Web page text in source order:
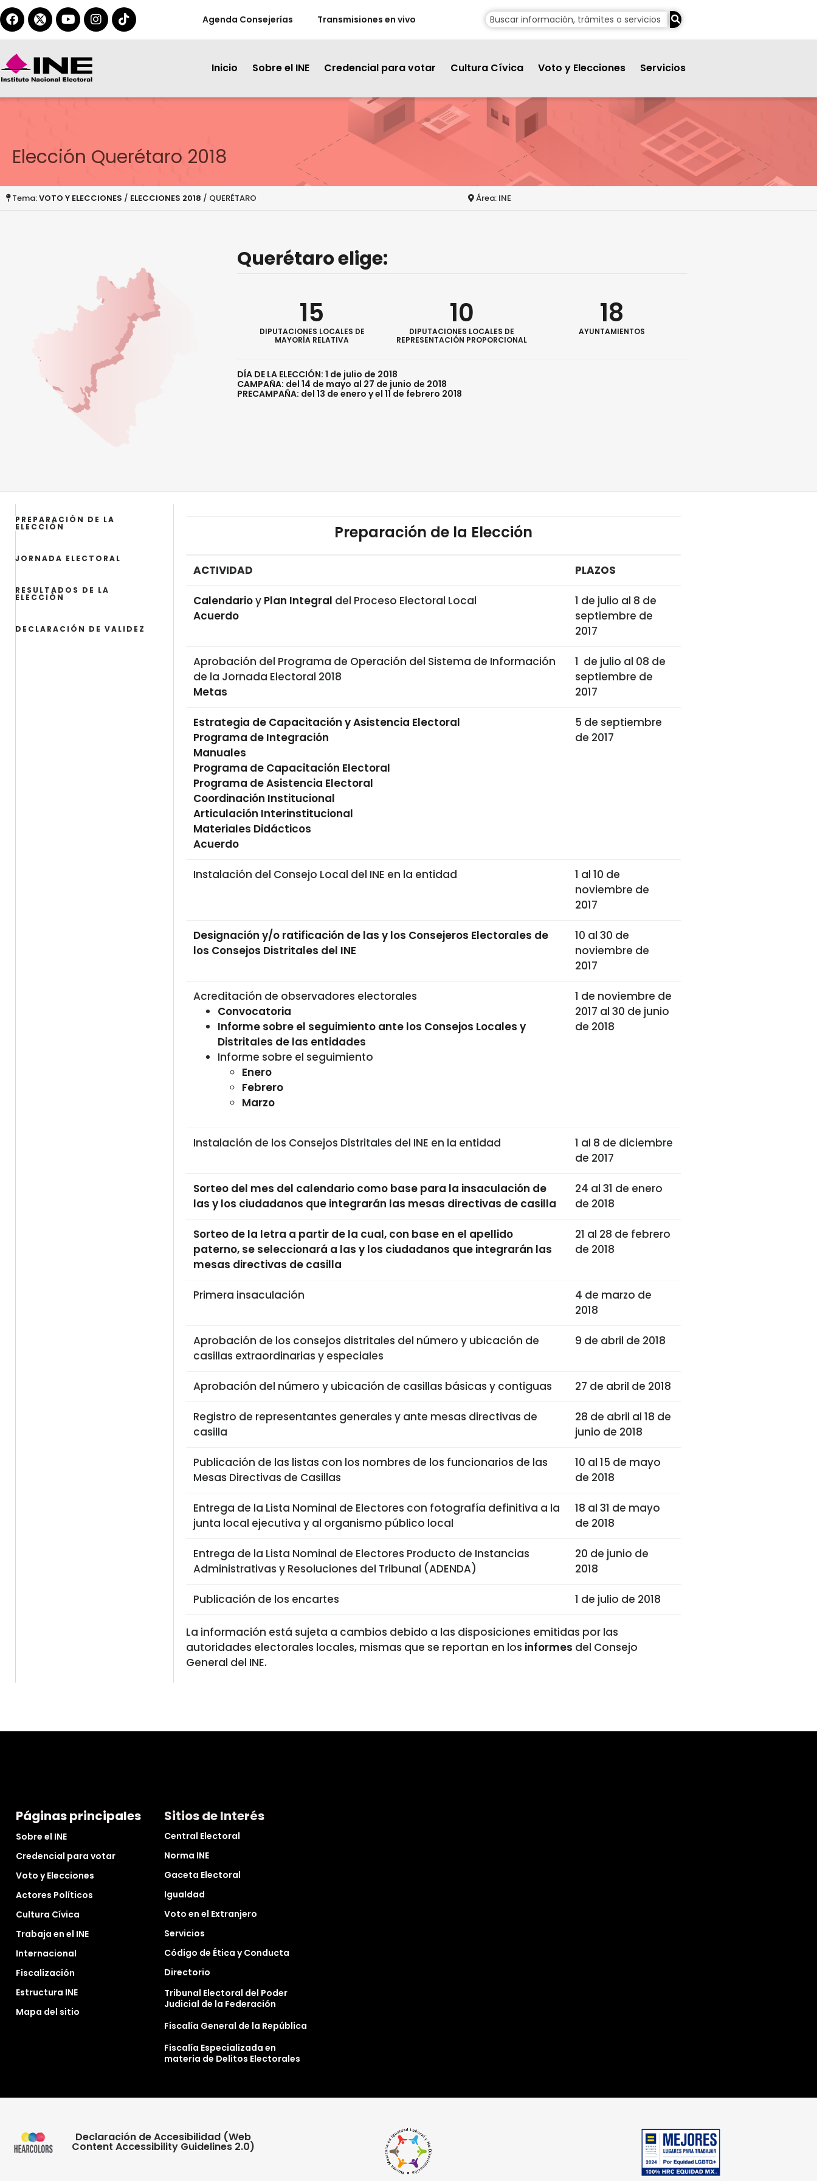
Agenda Consejerías Transmisiones en vivo
Inicio Sobre el INE Credencial para votar Cultura Cívica Voto y Elecciones Servicios
Elección Querétaro 2018
Tema:VOTO Y ELECCIONES / ELECCIONES 2018 / QUERÉTARO Área: INE
Querétaro elige:
15
DIPUTACIONES LOCALES DE
MAYORÍA RELATIVA
10
DIPUTACIONES LOCALES DE
REPRESENTACIÓN PROPORCIONAL
18
AYUNTAMIENTOS
DÍA DE LA ELECCIÓN: 1 de julio de 2018
CAMPAÑA: del 14 de mayo al 27 de junio de 2018
PRECAMPAÑA: del 13 de enero y el 11 de febrero 2018
PREPARACIÓN DE LA
ELECCIÓN
JORNADA ELECTORAL
RESULTADOS DE LA
ELECCIÓN
DECLARACIÓN DE VALIDEZ
Preparación de la Elección
ACTIVIDAD PLAZOS
Calendarioy Plan Integral del Proceso Electoral Local
Acuerdo
1 de julio al 8 de
septiembre de
2017
Aprobación del Programa de Operación del Sistema de Información
de la Jornada Electoral 2018
Metas
1 de julio al 08 de
septiembre de
2017
Estrategia de Capacitación y Asistencia Electoral
Programa de Integración
Manuales
Programa de Capacitación Electoral
Programa de Asistencia Electoral
Coordinación Institucional
Articulación Interinstitucional
Materiales Didácticos
Acuerdo
5 de septiembre
de 2017
Instalación del Consejo Local del INE en la entidad
1 al 10 de
noviembre de
2017
Designación y/o ratificación de las y los Consejeros Electorales de
los Consejos Distritales del INE
10 al 30 de
noviembre de
2017
Acreditación de observadores electorales
Convocatoria
Informe sobre el seguimiento ante los Consejos Locales y
Distritales de las entidades
Informe sobre el seguimiento
Enero
Febrero
Marzo
1 de noviembre de
2017 al 30 de junio
de 2018
Instalación de los Consejos Distritales del INE en la entidad
1 al 8 de diciembre
de 2017
Sorteo del mes del calendario como base para la insaculación de
las y los ciudadanos que integrarán las mesas directivas de casilla
24 al 31 de enero
de 2018
Sorteo de la letra a partir de la cual, con base en el apellido
paterno, se seleccionará a las y los ciudadanos que integrarán las
mesas directivas de casilla
21 al 28 de febrero
de 2018
Primera insaculación
4 de marzo de
2018
Aprobación de los consejos distritales del número y ubicación de
casillas extraordinarias y especiales
9 de abril de 2018
Aprobación del número y ubicación de casillas básicas y contiguas 27 de abril de 2018
Registro de representantes generales y ante mesas directivas de
casilla
28 de abril al 18 de
junio de 2018
Publicación de las listas con los nombres de los funcionarios de las
Mesas Directivas de Casillas
10 al 15 de mayo
de 2018
Entrega de la Lista Nominal de Electores con fotografía definitiva a la
junta local ejecutiva y al organismo público local
18 al 31 de mayo
de 2018
Entrega de la Lista Nominal de Electores Producto de Instancias
Administrativas y Resoluciones del Tribunal (ADENDA)
20 de junio de
2018
Publicación de los encartes 1 de julio de 2018
La información está sujeta a cambios debido a las disposiciones emitidas por las
autoridades electorales locales, mismas que se reportan en los informes del Consejo
General del INE.
Páginas principales
Sobre el INE
Credencial para votar
Voto y Elecciones
Actores Políticos
Cultura Cívica
Trabaja en el INE
Internacional
Fiscalización
Estructura INE
Mapa del sitio
Sitios de Interés
Central Electoral
Norma INE
Gaceta Electoral
Igualdad
Voto en el Extranjero
Servicios
Código de Ética y Conducta
Directorio
Tribunal Electoral del Poder
Judicial de la Federación
Fiscalía General de la República
Fiscalía Especializada en
materia de Delitos Electorales
Declaración de Accesibilidad (Web
Content Accessibility Guidelines 2.0)